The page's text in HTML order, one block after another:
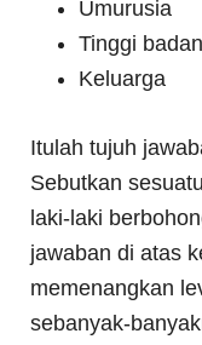
Umurusia
Tinggi badan
Keluarga
Itulah tujuh
Sebutkan
laki-laki
jawaban di atas
memenangkan
sebanyak-